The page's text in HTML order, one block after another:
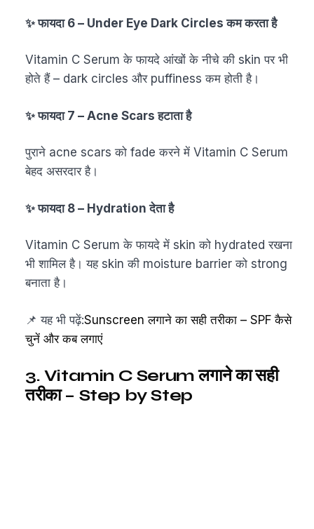
✨ फायदा 6 – Under Eye Dark Circles कम करता है
Vitamin C Serum के फायदे आंखों के नीचे की skin पर भी
होते हैं – dark circles और puffiness कम होती है।
✨ फायदा 7 – Acne Scars हटाता है
पुराने acne scars को fade करने में Vitamin C Serum
बेहद असरदार है।
✨ फायदा 8 – Hydration देता है
Vitamin C Serum के फायदे में skin को hydrated रखना
भी शामिल है। यह skin की moisture barrier को strong
बनाता है।
📌 यह भी पढ़ें:Sunscreen लगाने का सही तरीका – SPF कैसे
चुनें और कब लगाएं
3. Vitamin C Serum लगाने का सही
तरीका – Step by Step